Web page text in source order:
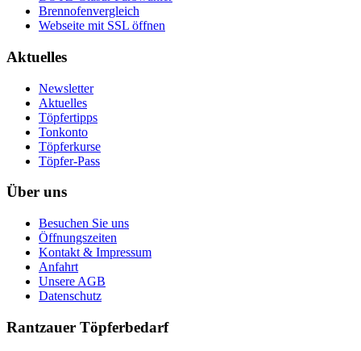
Brennofenvergleich
Webseite mit SSL öffnen
Aktuelles
Newsletter
Aktuelles
Töpfertipps
Tonkonto
Töpferkurse
Töpfer-Pass
Über uns
Besuchen Sie uns
Öffnungszeiten
Kontakt & Impressum
Anfahrt
Unsere AGB
Datenschutz
Rantzauer Töpferbedarf